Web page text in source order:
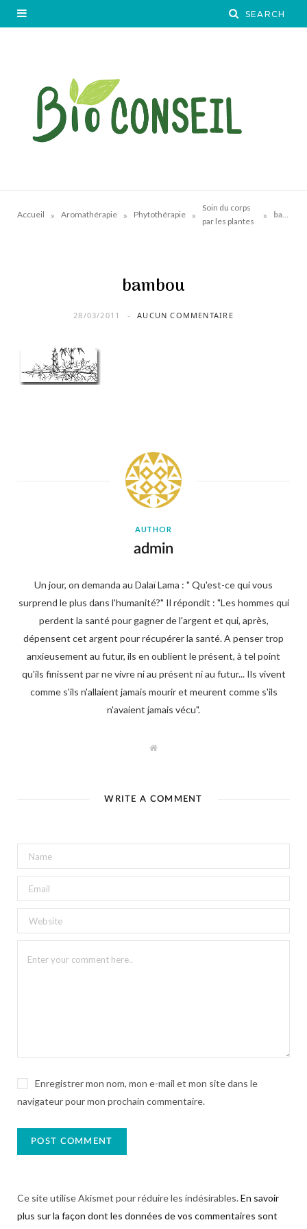
Accueil » Aromathérapie » Phytothérapie »
Soin du corps
par les plantes
» bambou
bambou
28/03/2011 AUCUN COMMENTAIRE
AUTHOR
admin
Un jour, on demanda au Dalaï Lama : " Qu'est-ce qui vous
surprend le plus dans l'humanité?" Il répondit : "Les hommes qui
perdent la santé pour gagner de l'argent et qui, après,
dépensent cet argent pour récupérer la santé. A penser trop
anxieusement au futur, ils en oublient le présent, à tel point
qu'ils finissent par ne vivre ni au présent ni au futur... Ils vivent
comme s'ils n'allaient jamais mourir et meurent comme s'ils
n'avaient jamais vécu".
W
e
WRITE A COMMENT
Enregistrer mon nom, mon e-mail et mon site dans le
navigateur pour mon prochain commentaire.
Ce site utilise Akismet pour réduire les indésirables.En savoir
plus sur la façon dont les données de vos commentaires sont